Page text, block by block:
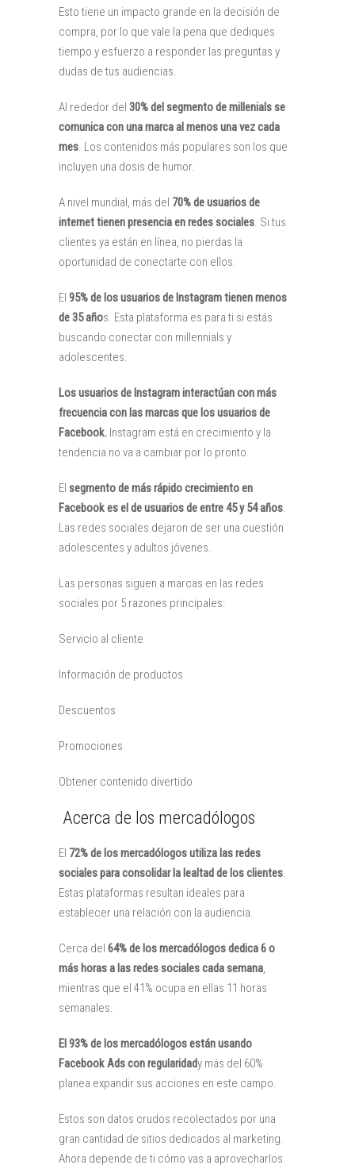
Esto tiene un impacto grande en la decisión de
compra, por lo que vale la pena que dediques
tiempo y esfuerzo a responder las preguntas y
dudas de tus audiencias.
Al rededor del 30% del segmento de millenials se
comunica con una marca al menos una vez cada
mes. Los contenidos más populares son los que
incluyen una dosis de humor.
A nivel mundial, más del 70% de usuarios de
internet tienen presencia en redes sociales. Si tus
clientes ya están en línea, no pierdas la
oportunidad de conectarte con ellos.
El 95% de los usuarios de Instagram tienen menos
de 35 años. Esta plataforma es para ti si estás
buscando conectar con millennials y
adolescentes.
Los usuarios de Instagram interactúan con más
frecuencia con las marcas que los usuarios de
Facebook. Instagram está en crecimiento y la
tendencia no va a cambiar por lo pronto.
El segmento de más rápido crecimiento en
Facebook es el de usuarios de entre 45 y 54 años.
Las redes sociales dejaron de ser una cuestión
adolescentes y adultos jóvenes.
Las personas siguen a marcas en las redes
sociales por 5 razones principales:
Servicio al cliente
Información de productos
Descuentos
Promociones
Obtener contenido divertido
Acerca de los mercadólogos
El 72% de los mercadólogos utiliza las redes
sociales para consolidar la lealtad de los clientes.
Estas plataformas resultan ideales para
establecer una relación con la audiencia.
Cerca del 64% de los mercadólogos dedica 6 o
más horas a las redes sociales cada semana,
mientras que el 41% ocupa en ellas 11 horas
semanales.
El 93% de los mercadólogos están usando
Facebook Ads con regularidady más del 60%
planea expandir sus acciones en este campo.
Estos son datos crudos recolectados por una
gran cantidad de sitios dedicados al marketing.
Ahora depende de ti cómo vas a aprovecharlos